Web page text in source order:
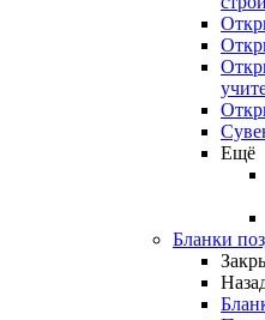
Ещё
Бланки